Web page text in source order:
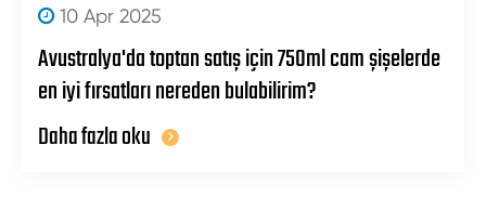
10 Apr 2025
Avustralya'da toptan satış için 750ml cam şişelerde
en iyi fırsatları nereden bulabilirim?
Daha fazla oku